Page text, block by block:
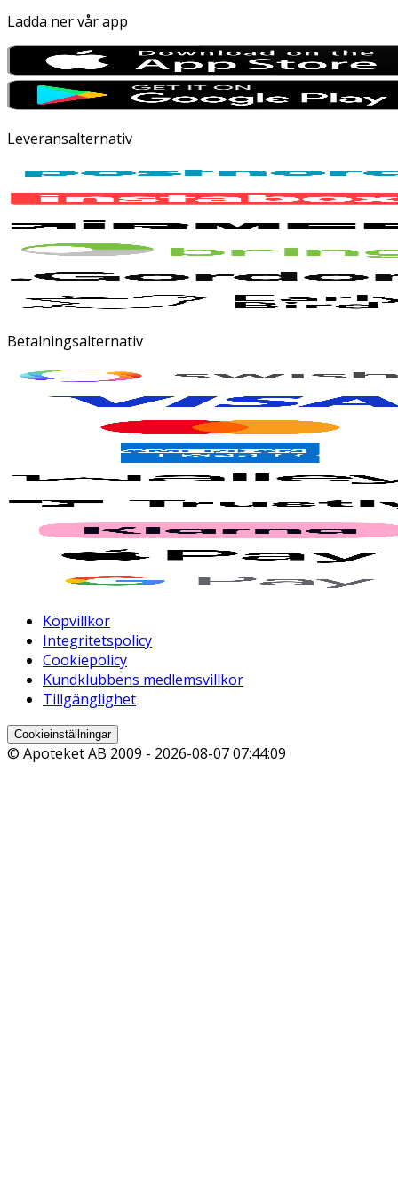
Ladda ner vår app
Leveransalternativ
Betalningsalternativ
Köpvillkor
Integritetspolicy
Cookiepolicy
Kundklubbens medlemsvillkor
Tillgänglighet
Cookieinställningar
© Apoteket AB 2009 - 2026-08-07 07:44:09